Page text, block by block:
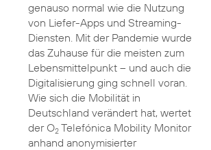
genauso normal wie die Nutzung
von Liefer-Apps und Streaming-
Diensten. Mit der Pandemie wurde
das Zuhause für die meisten zum
Lebensmittelpunkt – und auch die
Digitalisierung ging schnell voran.
Wie sich die Mobilität in
Deutschland verändert hat, wertet
der O2Telefónica Mobility Monitor
anhand anonymisierter